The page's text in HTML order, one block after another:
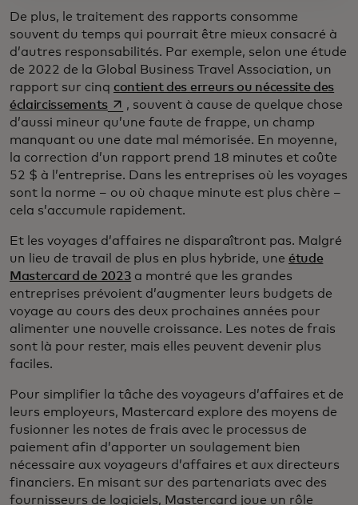
De plus, le traitement des rapports consomme
souvent du temps qui pourrait être mieux consacré à
d’autres responsabilités. Par exemple, selon une étude
de 2022 de la Global Business Travel Association, un
rapport sur cinq contient des erreurs ou nécessite des
éclaircissementss’ouvre dans un nouvel onglet
, souvent à cause de quelque chose
d’aussi mineur qu’une faute de frappe, un champ
manquant ou une date mal mémorisée. En moyenne,
la correction d’un rapport prend 18 minutes et coûte
52 $ à l’entreprise. Dans les entreprises où les voyages
sont la norme – ou où chaque minute est plus chère –
cela s’accumule rapidement.
Et les voyages d’affaires ne disparaîtront pas. Malgré
un lieu de travail de plus en plus hybride, une étude
Mastercard de 2023 a montré que les grandes
entreprises prévoient d’augmenter leurs budgets de
voyage au cours des deux prochaines années pour
alimenter une nouvelle croissance. Les notes de frais
sont là pour rester, mais elles peuvent devenir plus
faciles.
Pour simplifier la tâche des voyageurs d’affaires et de
leurs employeurs, Mastercard explore des moyens de
fusionner les notes de frais avec le processus de
paiement afin d’apporter un soulagement bien
nécessaire aux voyageurs d’affaires et aux directeurs
financiers. En misant sur des partenariats avec des
fournisseurs de logiciels, Mastercard joue un rôle